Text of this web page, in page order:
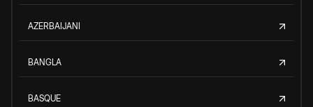
AZERBAIJANI
BANGLA
BASQUE